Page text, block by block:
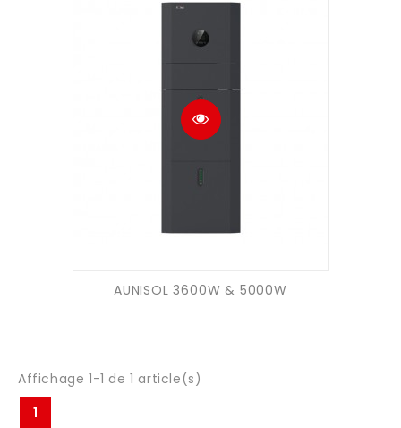
AUNISOL 3600W & 5000W
Affichage 1-1 de 1 article(s)
1